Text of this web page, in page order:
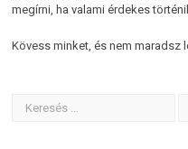
megírni, ha valami érdekes
Kövess minket, és nem maradsz